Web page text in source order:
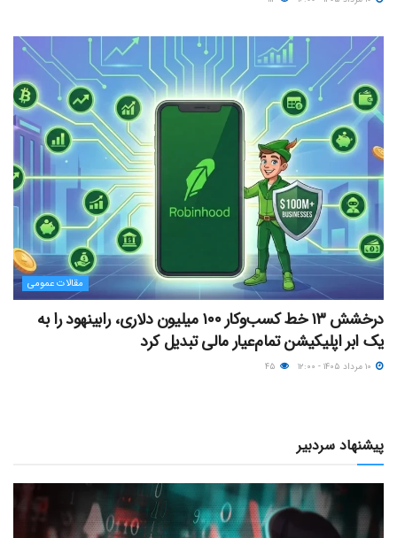
مقالات عمومی
درخشش ۱۳ خط کسب‌وکار ۱۰۰ میلیون دلاری، رابینهود را به
یک ابر اپلیکیشن تمام‌عیار مالی تبدیل کرد
پیشنهاد سردبیر